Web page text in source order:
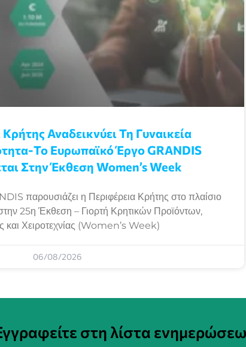
Αναδεικνύει Τη Γυναικεία
Το Ευρωπαϊκό Έργο GRANDIS
Στην Έκθεση Women’s Week
παρουσιάζει η Περιφέρεια Κρήτης στο πλαίσιο
25η Έκθεση – Γιορτή Κρητικών Προϊόντων,
και Χειροτεχνίας (Women’s Week)
06/08/2026
στη λίστα